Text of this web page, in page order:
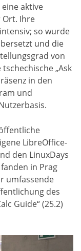
aktive
Ort. Ihre
so wurde
und die
von
„Ask
in den
und
LibreOffice-
den LinuxDays
in Prag
umfassende
des
Guide“ (25.2)